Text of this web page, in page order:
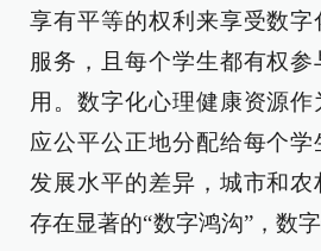
享有平等的权利来享受数
服务，且每个学生都有权
用。数字化心理健康资源作
应公平公正地分配给每个
发展水平的差异，城市和
存在显著的“数字鸿沟”，数